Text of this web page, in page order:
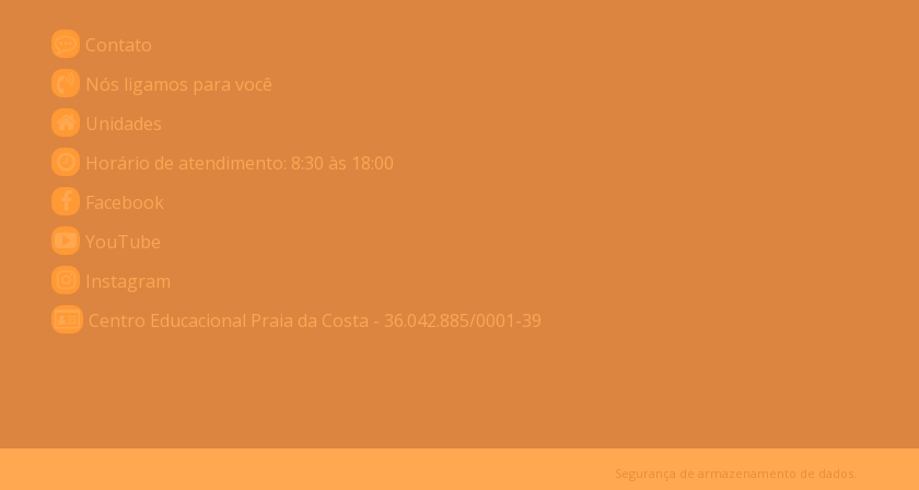
Contato
Nós ligamos para você
Unidades
Horário de atendimento: 8:30 às 18:00
Facebook
YouTube
Instagram
Centro Educacional Praia da Costa - 36.042.885/0001-39
Segurança de armazenamento de dados.